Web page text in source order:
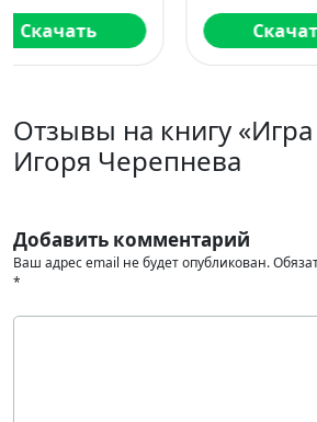
Скачать
Отзывы на книгу
Игоря Черепнева
Добавить комментарий
Ваш адрес email не будет опубликован.
*